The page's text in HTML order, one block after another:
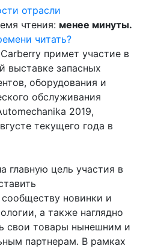
отрасли
чтения: менее минуты.
читать?
примет участие в
запасных
оборудования и
обслуживания
2019,
текущего года в
главную цель участия в
новинки и
а также наглядно
свои товары нынешним и
партнерам. В рамках